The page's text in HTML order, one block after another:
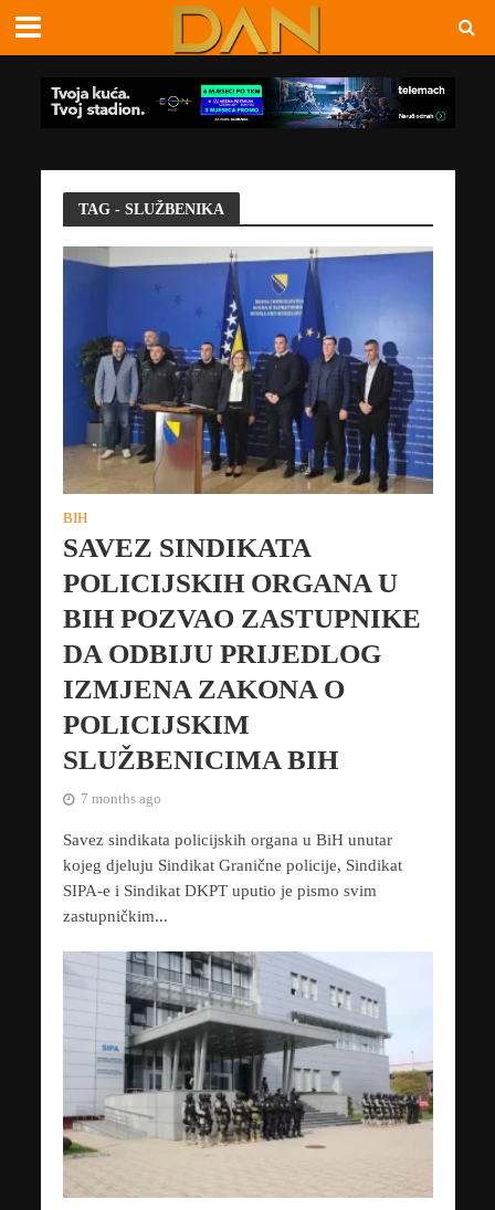
TAG - SLUŽBENIKA
BIH
SAVEZ SINDIKATA
POLICIJSKIH ORGANA U
BIH POZVAO ZASTUPNIKE
DA ODBIJU PRIJEDLOG
IZMJENA ZAKONA O
POLICIJSKIM
SLUŽBENICIMA BIH
7 months ago
Savez sindikata policijskih organa u BiH unutar
kojeg djeluju Sindikat Granične policije, Sindikat
SIPA-e i Sindikat DKPT uputio je pismo svim
zastupničkim...